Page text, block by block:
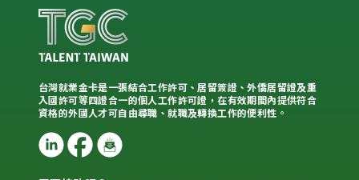
台灣就業金卡是一張結合工作許可、居留簽證、外僑居留證及重
入國許可等四證合一的個人工作許可證，在有效期間內提供符合
資格的外國人才可自由尋職、就職及轉換工作的便利性。